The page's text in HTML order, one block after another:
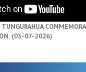
TUNGURAHUA CONMEMORA
(03-07-2026)